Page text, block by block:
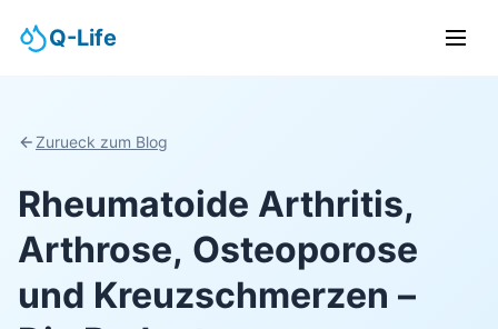
Q-Life
Zurueck zum Blog
Rheumatoide Arthritis,
Arthrose, Osteoporose
und Kreuzschmerzen –